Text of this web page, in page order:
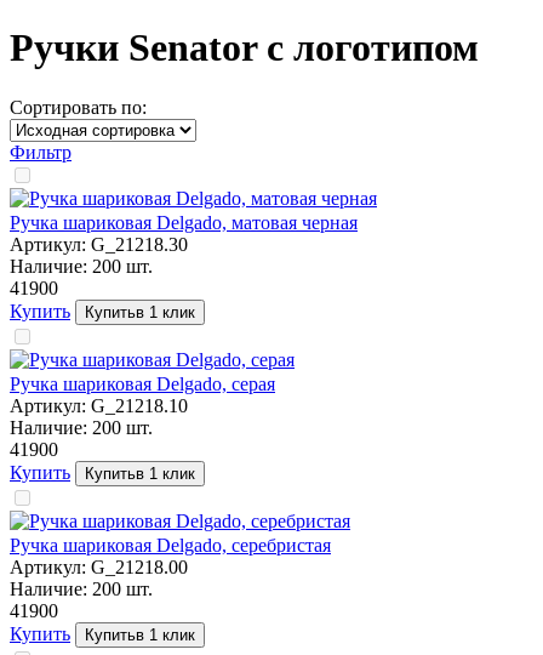
Ручки Senator с логотипом
Сортировать по:
Фильтр
Ручка шариковая Delgado, матовая черная
Артикул: G_21218.30
Наличие: 200 шт.
41900
Купить
Купитьв 1 клик
Ручка шариковая Delgado, серая
Артикул: G_21218.10
Наличие: 200 шт.
41900
Купить
Купитьв 1 клик
Ручка шариковая Delgado, серебристая
Артикул: G_21218.00
Наличие: 200 шт.
41900
Купить
Купитьв 1 клик